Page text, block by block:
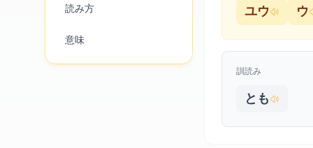
読み方
意味
ユウ ウ
訓読み
とも